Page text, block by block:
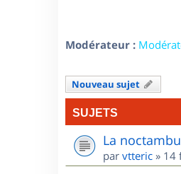
Modérateur :
Nouveau sujet
SUJETS
La
par vtteric » 14